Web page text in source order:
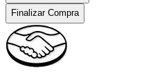
Finalizar Compra